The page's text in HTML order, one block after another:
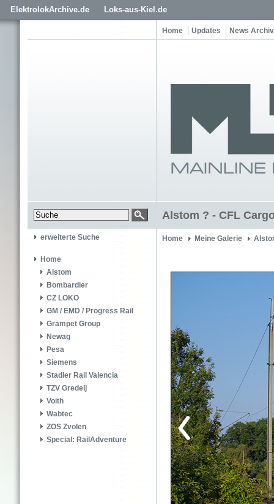
ElektrolokArchive.de Loks-aus-Kiel.de
Home Updates News Archiv
Alstom ? - CFL
erweiterte Suche
Home
Alstom
Bombardier
CZ LOKO
GM / EMD / Progress Rail
Grampet Group
Newag
Pesa
Siemens
Stadler Rail Valencia
TZV Gredelj
Voith
Wabtec
ZOS Zvolen
Special: RailAdventure
Home Meine Galerie